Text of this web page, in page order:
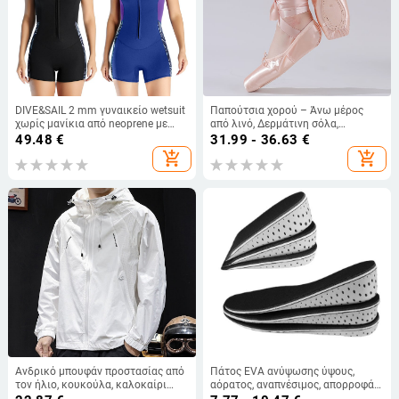
DIVE&SAIL 2 mm γυναικείο wetsuit
χωρίς μανίκια από neoprene με
ενσωματωμένα σορτς – ζεσταίνει
για κολύμβηση με μάσκα, σερφ και
κατάδυση
49.48 €
add_shopping_cart
Παπούτσια χορού – Άνω μέρος
από λινό, Δερμάτινη σόλα,
Αναπνέοντα και ελαφριά, Για
μπαλέτο, μοντέρνο χορό και
λατινικούς χορούς
31.99 - 36.63 €
add_shopping_cart
Ανδρικό μπουφάν προστασίας από
τον ήλιο, κουκούλα, καλοκαίρι
Πάτος EVA ανύψωσης ύψους,
αόρατος, αναπνέσιμος, απορροφά